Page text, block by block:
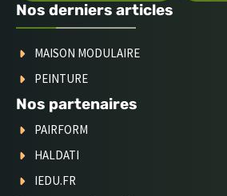
Nos derniers articles
MAISON MODULAIRE
PEINTURE
Nos partenaires
PAIRFORM
HALDATI
IEDU.FR